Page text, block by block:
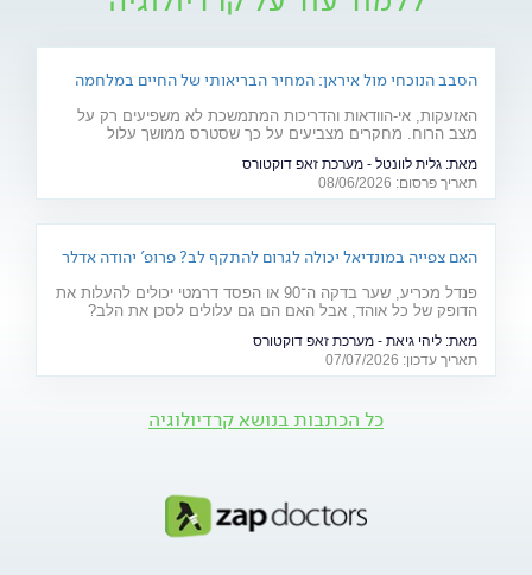
הסבב הנוכחי מול איראן: המחיר הבריאותי של החיים במלחמה
האזעקות, אי-הוודאות והדריכות המתמשכת לא משפיעים רק על
מצב הרוח. מחקרים מצביעים על כך שסטרס ממושך עלול
מהלב ועד העור, אילו תופעות בריאותיות עלולות להתגבר בתקופות
של מתיחות ביטחונית ומה ניתן לעשות כדי לשמור על הבריאות
שלנו?
מאת: גלית לוונטל - מערכת זאפ דוקטורס
תאריך פרסום: 08/06/2026
האם צפייה במונדיאל יכולה לגרום להתקף לב? פרופ' יהודה אדלר
פנדל מכריע, שער בדקה ה־90 או הפסד דרמטי יכולים להעלות את
הדופק של כל אוהד, אבל האם הם גם עלולים לסכן את הלב?
מה באמת קורה בגוף בזמן התרגשות קיצונית, מי נמצא בקבוצת
הסיכון ואיך אפשר ליהנות מהמשחקים בלי לסכן את הבריאות.
מאת: ליהי גיאת - מערכת זאפ דוקטורס
תאריך עדכון: 07/07/2026
כל הכתבות בנושא קרדיולוגיה